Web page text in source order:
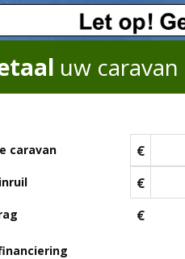
uw caravan
caravan €
€
€